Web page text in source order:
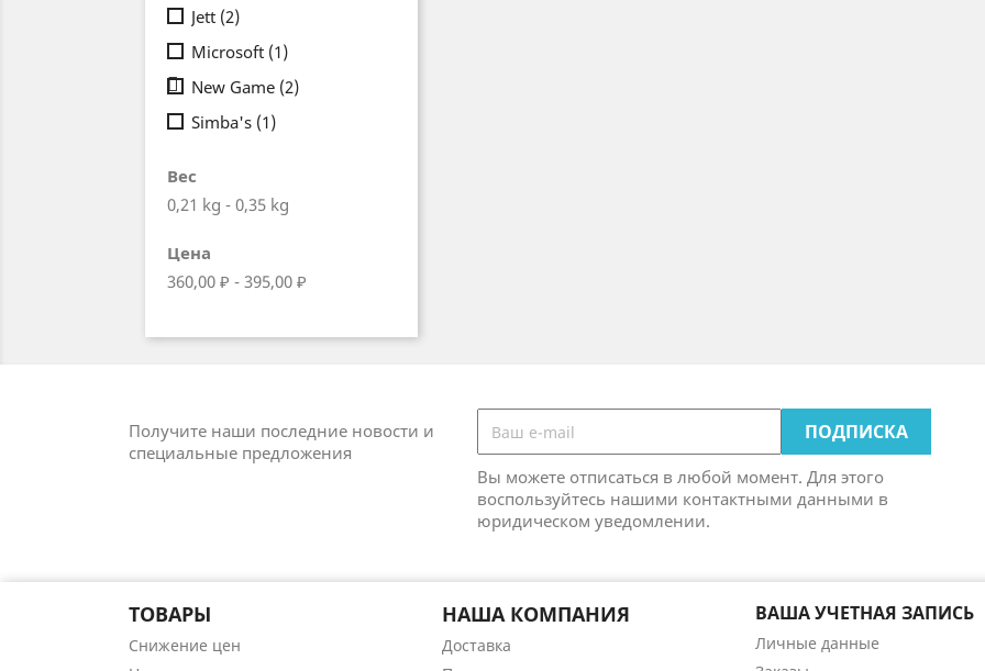
Jett (2)
Microsoft (1)
 New Game (2)
Simba's (1)
Вес
0,21 kg - 0,35 kg
Цена
360,00 ₽ - 395,00 ₽
Получите наши последние новости и
специальные предложения
Вы можете отписаться в любой момент. Для этого
воспользуйтесь нашими контактными данными в
юридическом уведомлении.
ТОВАРЫ
Снижение цен
НАША КОМПАНИЯ
Доставка
ВАША УЧЕТНАЯ ЗАПИСЬ
Личные данные